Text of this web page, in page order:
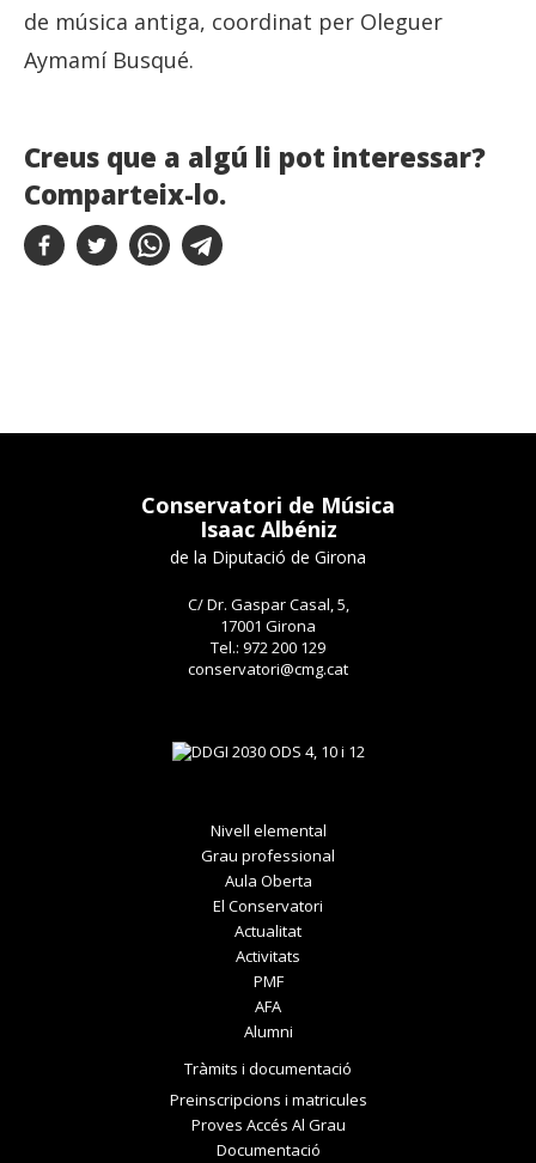
de música antiga, coordinat per Oleguer
Aymamí Busqué.
Creus que a algú li pot interessar?
Comparteix-lo.
Conservatori de Música
Isaac Albéniz
de la Diputació de Girona
C/ Dr. Gaspar Casal, 5,
17001 Girona
Tel.: 972 200 129
conservatori@cmg.cat
Nivell elemental
Grau professional
Aula Oberta
El Conservatori
Actualitat
Activitats
PMF
AFA
Alumni
Tràmits i documentació
Preinscripcions i matricules
Proves Accés Al Grau
Documentació